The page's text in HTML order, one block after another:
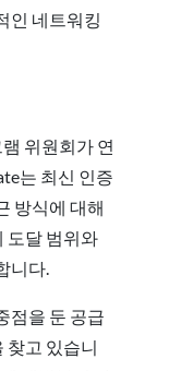
인 네트워킹
위원회가 연
는 최신 인증
방식에 대해
도달 범위와
니다.
점을 둔 공급
찾고 있습니